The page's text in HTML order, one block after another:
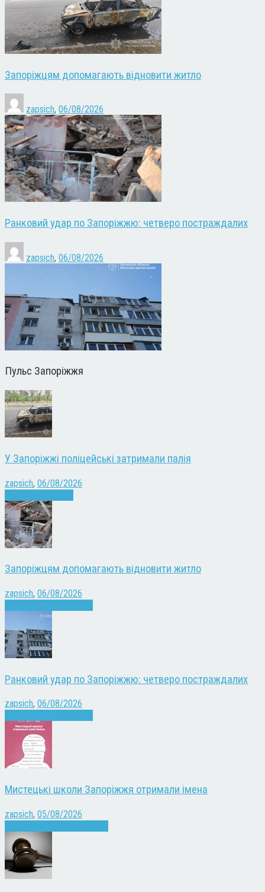
Запоріжцям допомагають відновити житло
zapsich, 06/08/2026
Ранковий удар по Запоріжжю: четверо постраждалих
zapsich, 06/08/2026
Пульс Запоріжжя
У Запоріжжі поліцейські затримали палія
zapsich, 06/08/2026
Запоріжцям допомагають відновити житло
zapsich, 06/08/2026
Ранковий удар по Запоріжжю: четверо постраждалих
zapsich, 06/08/2026
Мистецькі школи Запоріжжя отримали імена
zapsich, 05/08/2026